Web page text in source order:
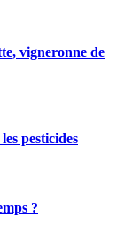
vigneronne de
pesticides
?